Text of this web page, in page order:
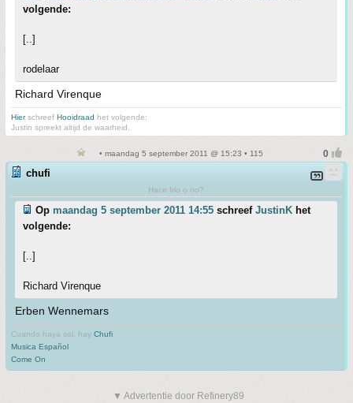
volgende:
[..]
rodelaar
Richard Virenque
Hierschreef Hooidraad het volgende:
Justin spreekt altijd de waarheid.
• maandag 5 september 2011 @ 15:23 • 115
chufi
Hace frio o no?
Op maandag 5 september 2011 14:55 schreef JustinK het
volgende:
[..]
Richard Virenque
Erben Wennemars
Cuando haya sol, hay Chufi
Musica Español
Come On
▼ Advertentie door Refinery89